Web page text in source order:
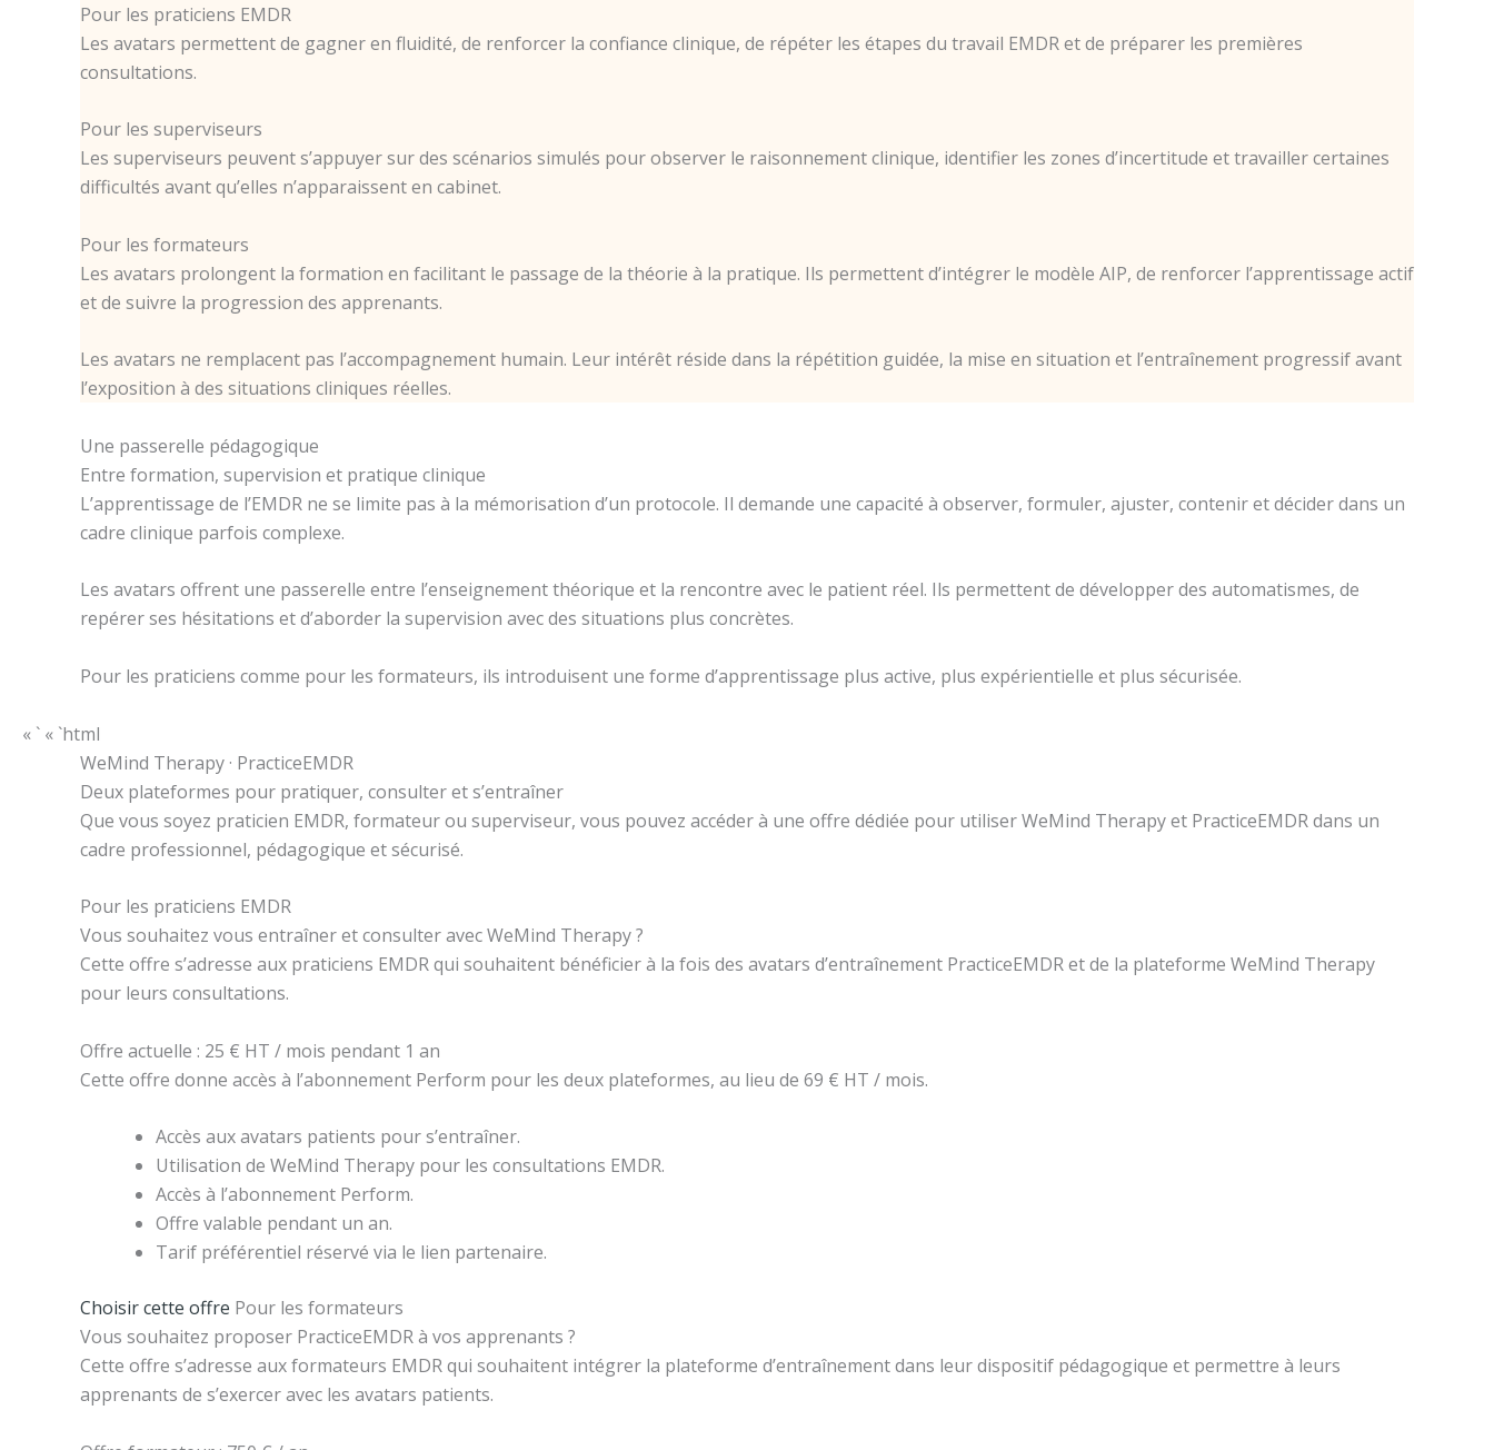
Pour les praticiens EMDR
Les avatars permettent de gagner en fluidité, de renforcer la confiance clinique, de répéter les étapes du travail EMDR et de préparer les premières
consultations.
Pour les superviseurs
Les superviseurs peuvent s’appuyer sur des scénarios simulés pour observer le raisonnement clinique, identifier les zones d’incertitude et travailler certaines
difficultés avant qu’elles n’apparaissent en cabinet.
Pour les formateurs
Les avatars prolongent la formation en facilitant le passage de la théorie à la pratique. Ils permettent d’intégrer le modèle AIP, de renforcer l’apprentissage actif
et de suivre la progression des apprenants.
Les avatars ne remplacent pas l’accompagnement humain. Leur intérêt réside dans la répétition guidée, la mise en situation et l’entraînement progressif avant
l’exposition à des situations cliniques réelles.
Une passerelle pédagogique
Entre formation, supervision et pratique clinique
L’apprentissage de l’EMDR ne se limite pas à la mémorisation d’un protocole. Il demande une capacité à observer, formuler, ajuster, contenir et décider dans un
cadre clinique parfois complexe.
Les avatars offrent une passerelle entre l’enseignement théorique et la rencontre avec le patient réel. Ils permettent de développer des automatismes, de
repérer ses hésitations et d’aborder la supervision avec des situations plus concrètes.
Pour les praticiens comme pour les formateurs, ils introduisent une forme d’apprentissage plus active, plus expérientielle et plus sécurisée.
« ` « `html
WeMind Therapy · PracticeEMDR
Deux plateformes pour pratiquer, consulter et s’entraîner
Que vous soyez praticien EMDR, formateur ou superviseur, vous pouvez accéder à une offre dédiée pour utiliser WeMind Therapy et PracticeEMDR dans un
cadre professionnel, pédagogique et sécurisé.
Pour les praticiens EMDR
Vous souhaitez vous entraîner et consulter avec WeMind Therapy ?
Cette offre s’adresse aux praticiens EMDR qui souhaitent bénéficier à la fois des avatars d’entraînement PracticeEMDR et de la plateforme WeMind Therapy
pour leurs consultations.
Offre actuelle : 25 € HT / mois pendant 1 an
Cette offre donne accès à l’abonnement Perform pour les deux plateformes, au lieu de 69 € HT / mois.
Accès aux avatars patients pour s’entraîner.
Utilisation de WeMind Therapy pour les consultations EMDR.
Accès à l’abonnement Perform.
Offre valable pendant un an.
Tarif préférentiel réservé via le lien partenaire.
Choisir cette offre Pour les formateurs
Vous souhaitez proposer PracticeEMDR à vos apprenants ?
Cette offre s’adresse aux formateurs EMDR qui souhaitent intégrer la plateforme d’entraînement dans leur dispositif pédagogique et permettre à leurs
apprenants de s’exercer avec les avatars patients.